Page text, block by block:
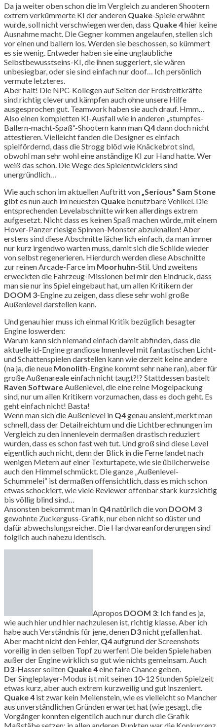
Da ja weiter oben schon die im Vergleich zu anderen Shootern
extrem verkümmerte KI der anderen Quake-Spiele erwähnt
wurde, soll nicht verschwiegen werden, dass Quake 4hier keine
Ausnahme macht. Die Gegner kommen angelaufen, stellen sich
vor einen und ballern los. Werden sie beschossen, so kümmert
es sie wenig. Entweder haben sie eine unglaubliche
Selbstbewusstseins-KI, die ihnen suggeriert, sie wären
unbesiegbar, oder sie sind einfach nur doof… Ich persönlich
vermute letzteres.
Aber halt! Die NPC-Kollegen auf Seiten der Erdstreitkräfte
sind richtig clever und kämpfen auch ohne unsere Hilfe
ausgesprochen gut. Teamwork haben sie auch drauf. Hmm…
Also einen kompletten KI-Ausfall wie in anderen „stumpfes-
Ballern-macht-Spaß“-Shootern kann man Q4dann doch nicht
attestieren. Vielleicht fanden die Designer es einfach
spielfördernd, dass die Strogg blöd wie Knäckebrot sind,
obwohl man sehr wohl eine anständige KI zur Hand hatte. Wer
weiß das schon. Die Wege des Spielentwicklers sind
unergründlich…
Wie auch schon im aktuellen Auftritt von „Serious“ Sam Stone
gibt es nun auch im neuesten Quake benutzbare Vehikel. Die
entsprechenden Levelabschnitte wirken allerdings extrem
aufgesetzt. Nicht dass es keinen Spaß machen würde, mit einem
Hover-Panzer riesige Spinnen-Monster abzuknallen! Aber
erstens sind diese Abschnitte lächerlich einfach, da man immer
nur kurz irgendwo warten muss, damit sich die Schilde wieder
von selbst regenerieren. Hierdurch werden diese Abschnitte
zur reinen Arcade-Farce im Moorhuhn-Stil. Und zweitens
erweckten die Fahrzeug-Missionen bei mir den Eindruck, dass
man sie nur ins Spiel eingebaut hat, um allen Kritikern der
DOOM 3-Engine zu zeigen, dass diese sehr wohl große
Außenlevel darstellen kann.
Und genau hier muss ich einmal Kritik bezüglich besagter
Engine loswerden:
Warum kann sich niemand einfach damit abfinden, dass die
aktuelle id-Engine grandiose Innenlevel mit fantastischen Licht-
und Schattenspielen darstellen kann wie derzeit keine andere
(na ja, die neue Monolith-Engine kommt sehr nahe ran), aber für
große Außenareale einfach nicht taugt?!? Stattdessen bastelt
Raven Software Außenlevel, die eine reine Mogelpackung
sind, nur um allen Kritikern vorzumachen, dass es doch geht. Es
geht einfach nicht! Basta!
Wenn man sich die Außenlevel in Q4genau ansieht, merkt man
schnell, dass der Detailreichtum und die Lichtberechnungen im
Vergleich zu den Innenleveln dermaßen drastisch reduziert
wurden, dass es schon fast weh tut. Und groß sind diese Level
eigentlich auch nicht, denn der Blick in die Ferne landet nach
wenigen Metern auf einer Texturtapete, wie sie üblicherweise
auch den Himmel schmückt. Die ganze „Außenlevel-
Schummelei“ ist dermaßen offensichtlich, dass es mich schon
etwas schockiert, wie viele Reviewer offenbar stark kurzsichtig
bis völlig blind sind…
Ansonsten bekommt man in Q4natürlich die von DOOM 3
gewohnte Zuckerguss-Grafik, nur eben nicht so düster und
dafür abwechslungsreicher. Die Hardwareanforderungen sind
folglich auch nahezu identisch.
Apropos DOOM 3: Ich fand es ja,
wie auch hier und hier nachzulesen ist, richtig klasse. Aber ich
habe auch Verständnis für jene, denen D3nicht gefallen hat.
Aber macht nicht den Fehler, Q4aufgrund der Screenshots
voreilig in den selben Topf zu werfen! Die beiden Spiele haben
außer der Engine wirklich so gut wie nichts gemeinsam. Auch
D3-Hasser sollten Quake 4eine faire Chance geben.
Der Singleplayer-Modus ist mit seinen 10-12 Stunden Spielzeit
etwas kurz, aber auch extrem kurzweilig und gut inszeniert.
Quake 4 ist zwar kein Meilenstein, wie es vielleicht so Mancher
aus unverständlichen Gründen erwartet hat (wie gesagt, die
Vorgänger konnten eigentlich auch nur durch die Grafik
Maßstäbe setzen; in allen anderen Punkten war die Konkurrenz